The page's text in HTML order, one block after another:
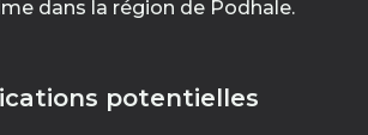
dans la région de Podhale.
potentielles